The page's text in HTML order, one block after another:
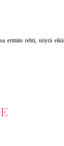
erittäin rehti, nöyrä eikä